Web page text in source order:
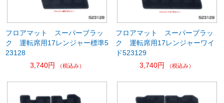
フロアマット スーパーブラッ
ク 運転席用17レンジャー標準5
23128
3,740円
（税込み）
フロアマット スーパーブラッ
ク 運転席用17レンジャーワイ
ド523129
3,740円
（税込み）